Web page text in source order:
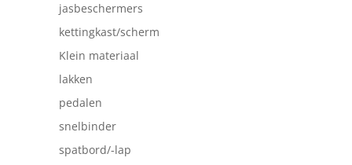
jasbeschermers
kettingkast/scherm
Klein materiaal
lakken
pedalen
snelbinder
spatbord/-lap